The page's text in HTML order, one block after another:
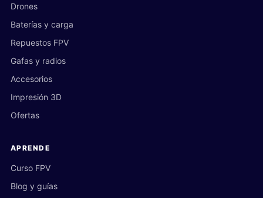
Drones
Baterías y carga
Repuestos FPV
Gafas y radios
Accesorios
Impresión 3D
Ofertas
APRENDE
Curso FPV
Blog y guías